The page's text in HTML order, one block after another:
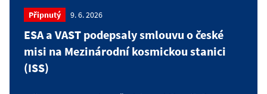
Připnutý 9. 6. 2026
ESA a VAST podepsaly smlouvu o české
misi na Mezinárodní kosmickou stanici
(ISS)